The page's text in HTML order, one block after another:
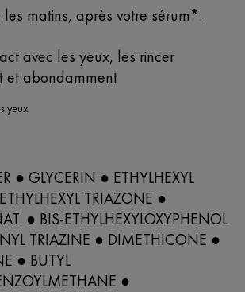
matins, après votre sérum*.
avec les yeux, les rincer
et abondamment
yeux
● GLYCERIN ● ETHYLHEXYL
TRIAZONE ●
● BIS-ETHYLHEXYLOXYPHENOL
TRIAZINE ● DIMETHICONE ●
● BUTYL
●